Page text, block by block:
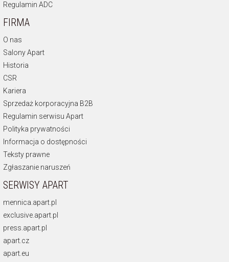
Regulamin ADC
FIRMA
O nas
Salony Apart
Historia
CSR
Kariera
Sprzedaż korporacyjna B2B
Regulamin serwisu Apart
Polityka prywatności
Informacja o dostępności
Teksty prawne
Zgłaszanie naruszeń
SERWISY APART
mennica.apart.pl
exclusive.apart.pl
press.apart.pl
apart.cz
apart.eu